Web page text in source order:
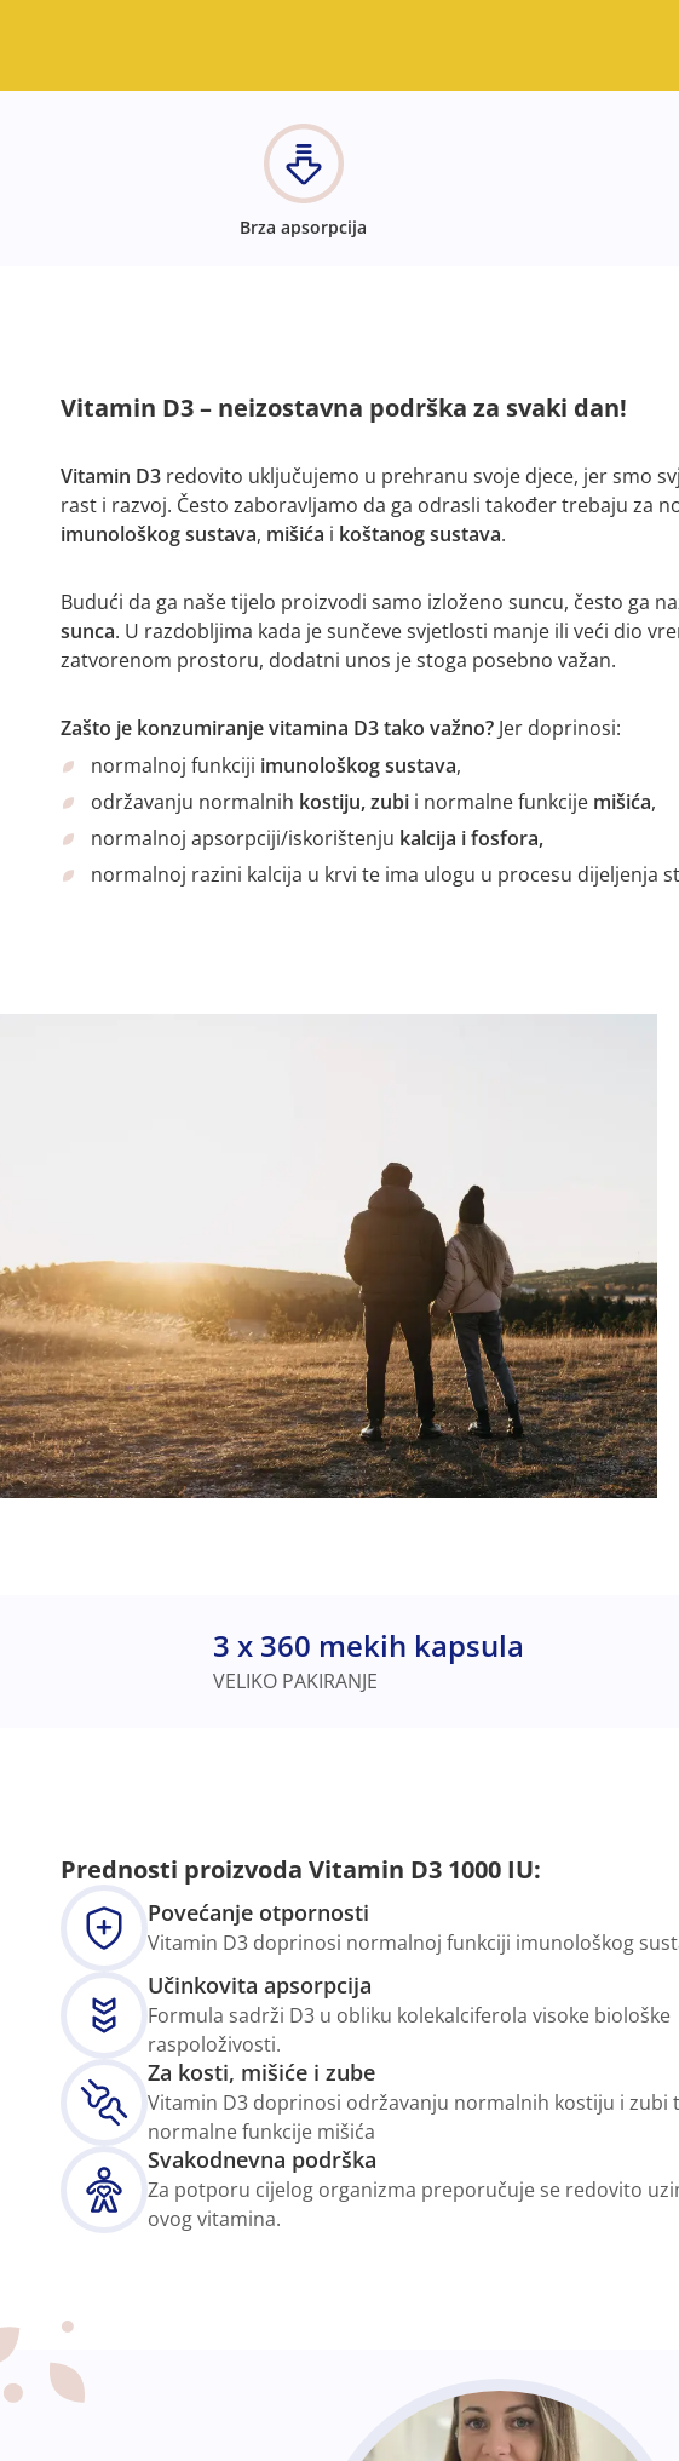
Brza apsorpcija
Vitamin D3 – neizostavna podrška za svaki dan!
Vitamin D3 redovito uključujemo u prehranu svoje djece, jer smo
rast i razvoj. Često zaboravljamo da ga odrasli također trebaju za
imunološkog sustava, mišića i koštanog sustava.
Budući da ga naše tijelo proizvodi samo izloženo suncu, često ga
sunca. U razdobljima kada je sunčeve svjetlosti manje ili veći dio
zatvorenom prostoru, dodatni unos je stoga posebno važan.
Zašto je konzumiranje vitamina D3 tako važno? Jer doprinosi:
normalnoj funkciji imunološkog sustava,
održavanju normalnih kostiju, zubi i normalne funkcije mišića,
normalnoj apsorpciji/iskorištenju kalcija i fosfora,
normalnoj razini kalcija u krvi te ima ulogu u procesu dijeljenja
3 x 360 mekih kapsula
VELIKO PAKIRANJE
Prednosti proizvoda Vitamin D3 1000 IU:
Povećanje otpornosti
Vitamin D3 doprinosi normalnoj funkciji imunološkog
Učinkovita apsorpcija
Formula sadrži D3 u obliku kolekalciferola visoke biološke
raspoloživosti.
Za kosti, mišiće i zube
Vitamin D3 doprinosi održavanju normalnih kostiju i zubi
normalne funkcije mišića
Svakodnevna podrška
Za potporu cijelog organizma preporučuje se redovito
ovog vitamina.